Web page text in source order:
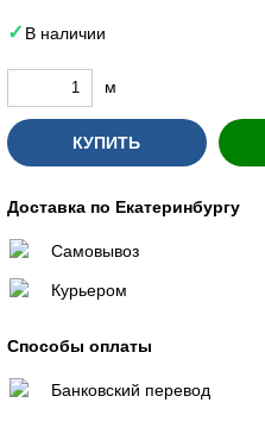
В наличии
м
КУПИТЬ
Доставка по Екатеринбургу
Самовывоз
Курьером
Способы оплаты
Банковский перевод